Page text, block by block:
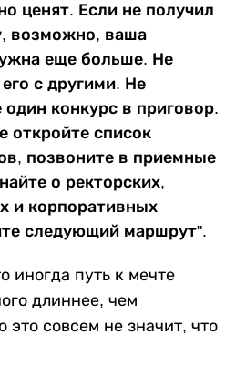
ценят. Если не получил
возможно, ваша
еще больше. Не
с другими. Не
конкурс в приговор.
откройте список
позвоните в приемные
о ректорских,
и корпоративных
следующий маршрут".
иногда путь к мечте
длиннее, чем
это совсем не значит, что